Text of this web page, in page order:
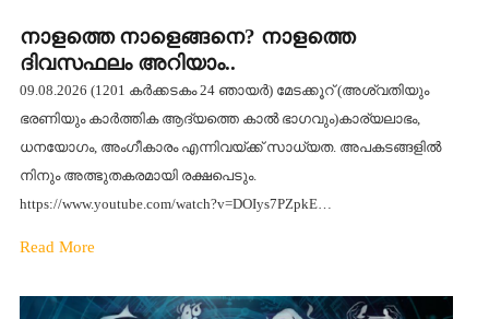
നാളത്തെ നാളെങ്ങനെ? നാളത്തെ
ദിവസഫലം അറിയാം..
09.08.2026 (1201 കര്‍ക്കടകം 24 ഞായര്‍) മേടക്കൂറ് (അശ്വതിയും
ഭരണിയും കാർത്തിക ആദ്യത്തെ കാൽ ഭാഗവും)കാര്യലാഭം,
ധനയോഗം, അംഗീകാരം എന്നിവയ്ക്ക് സാധ്യത. അപകടങ്ങളില്‍
നിനും അത്ഭുതകരമായി രക്ഷപെടും.
https://www.youtube.com/watch?v=DOIys7PZpkE…
Read More